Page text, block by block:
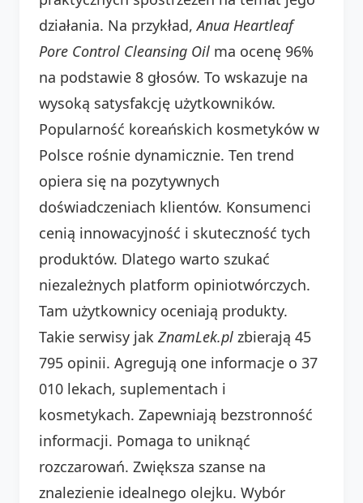
działania. Na przykład,Anua Heartleaf
Pore Control Cleansing Oil ma ocenę 96%
na podstawie 8 głosów. To wskazuje na
wysoką satysfakcję użytkowników.
Popularność koreańskich kosmetyków w
Polsce rośnie dynamicznie. Ten trend
opiera się na pozytywnych
doświadczeniach klientów. Konsumenci
cenią innowacyjność i skuteczność tych
produktów. Dlatego warto szukać
niezależnych platform opiniotwórczych.
Tam użytkownicy oceniają produkty.
Takie serwisy jak ZnamLek.pl zbierają 45
795 opinii. Agregują one informacje o 37
010 lekach, suplementach i
kosmetykach. Zapewniają bezstronność
informacji. Pomaga to uniknąć
rozczarowań. Zwiększa szanse na
znalezienie idealnego olejku. Wybór